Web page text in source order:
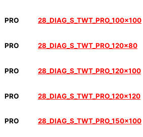
PRO 28_DIAG_S_TWT_PRO_100x100
PRO 28_DIAG_S_TWT_PRO_120x80
PRO 28_DIAG_S_TWT_PRO_120x100
PRO 28_DIAG_S_TWT_PRO_120x120
PRO 28_DIAG_S_TWT_PRO_150x100